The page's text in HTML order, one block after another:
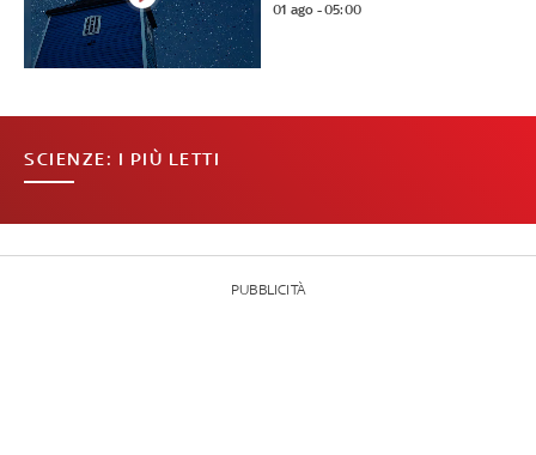
01 ago - 05:00
SCIENZE: I PIÙ LETTI
PUBBLICITÀ